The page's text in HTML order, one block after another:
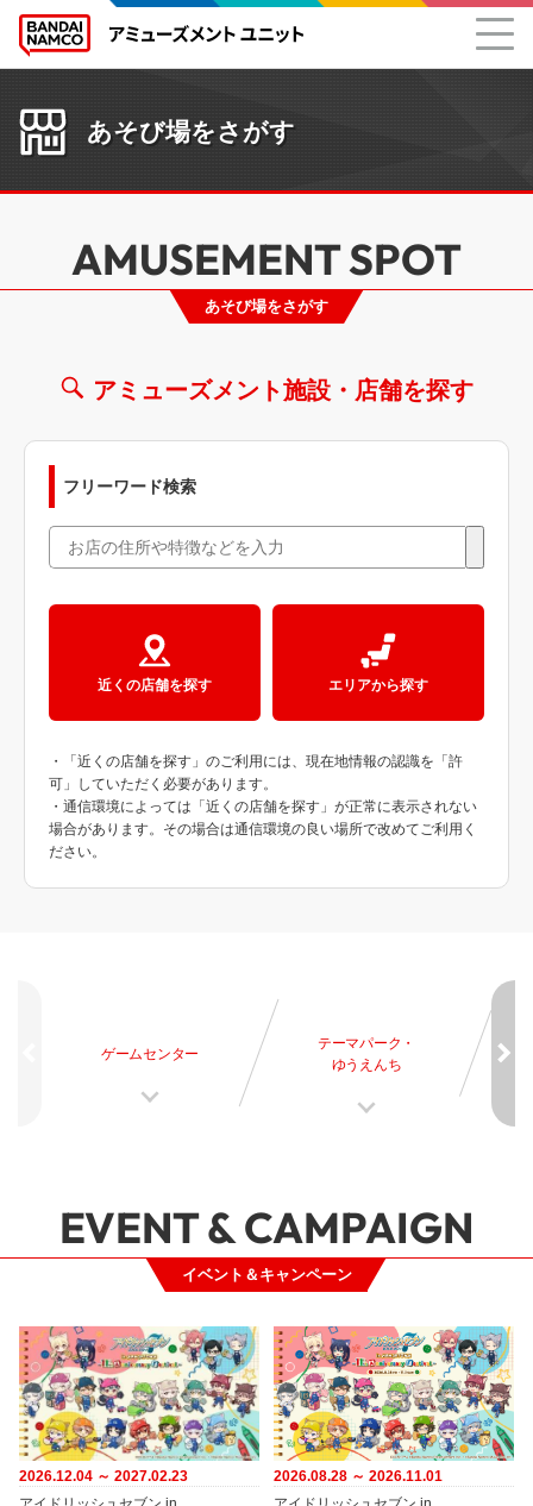
あそび場をさがす
あそび場をさがす
AMUSEMENT SPOT
アミューズメント施設・店舗を探す
フリーワード検索
近くの店舗を探す エリアから探す
・「近くの店舗を探す」のご利用には、現在地情報の認識を「許
可」していただく必要があります。
・通信環境によっては「近くの店舗を探す」が正常に表示されない
場合があります。その場合は通信環境の良い場所で改めてご利用く
ださい。
ゲームセンター
テーマパーク・
ゆうえんち
イベント＆キャンペーン
EVENT & CAMPAIGN
2026.12.04 ～ 2027.02.23
2026.08.28 ～ 2026.11.01